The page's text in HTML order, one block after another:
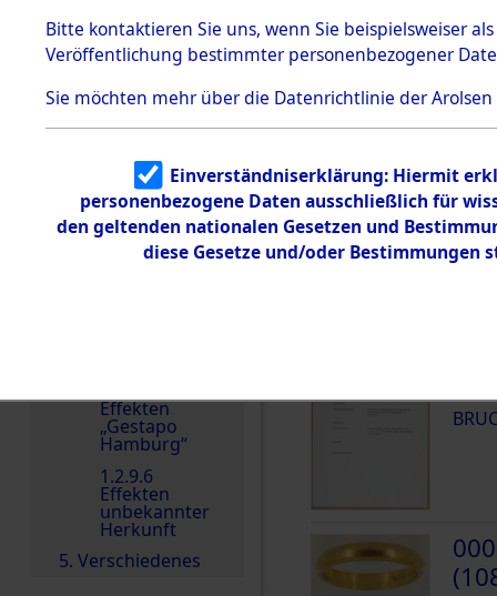
e
1.2.9.2
dem KZ
Bayerisches
ädigungsamt
1.2.9.3
Effekten aus
dem KZ
Neuengamm
Effekten
„Gestapo
Hamburg“
1.2.9.6
Effekten
unbekannter
Herkunft
5. Verschiedenes
60903
DOKUMENTE
Bitte kontaktieren Sie uns, wenn Sie beispielsweiser
Veröffentlichung bestimmter personenbezogener
Sie möchten mehr über die Datenrichtlinie der Arolsen
Einverständniserklärung: Hiermit
personenbezogene Daten ausschließlich für
den geltenden nationalen Gesetzen und
diese Gesetze und/oder Bestimmungen